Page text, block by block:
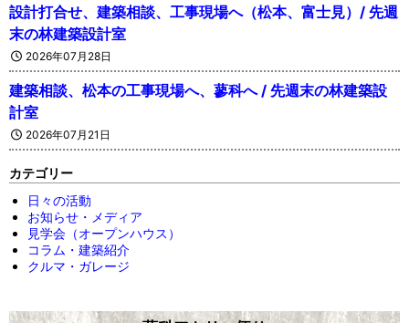
設計打合せ、建築相談、工事現場へ（松本、富士見）/ 先週
末の林建築設計室
2026年07月28日
建築相談、松本の工事現場へ、蓼科へ / 先週末の林建築設
計室
2026年07月21日
カテゴリー
日々の活動
お知らせ・メディア
見学会（オープンハウス）
コラム・建築紹介
クルマ・ガレージ